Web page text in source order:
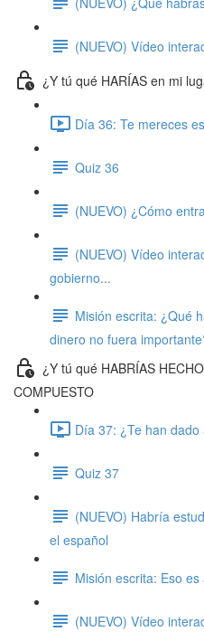
(NUEVO) Vídeo
¿Y tú qué HARÍAS en mi
Día 36: Te mereces
Quiz 36
(NUEVO) ¿Cómo
(NUEVO) Vídeo
gobierno...
Misión escrita: ¿Qué
dinero no fuera
¿Y tú qué HABRÍAS
COMPUESTO
Día 37: ¿Te han
Quiz 37
(NUEVO) Habría
el español
Misión escrita: Eso
(NUEVO) Vídeo